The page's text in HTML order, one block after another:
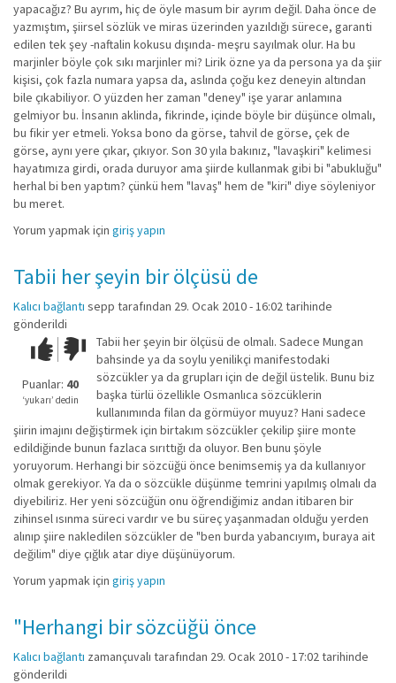
yapacağız? Bu ayrım, hiç de öyle masum bir ayrım değil. Daha önce de
yazmıştım, şiirsel sözlük ve miras üzerinden yazıldığı sürece, garanti
edilen tek şey -naftalin kokusu dışında- meşru sayılmak olur. Ha bu
marjinler böyle çok sıkı marjinler mi? Lirik özne ya da persona ya da şiir
kişisi, çok fazla numara yapsa da, aslında çoğu kez deneyin altından
bile çıkabiliyor. O yüzden her zaman "deney" işe yarar anlamına
gelmiyor bu. İnsanın aklinda, fikrinde, içinde böyle bir düşünce olmalı,
bu fikir yer etmeli. Yoksa bono da görse, tahvil de görse, çek de
görse, aynı yere çıkar, çıkıyor. Son 30 yıla bakınız, "lavaşkiri" kelimesi
hayatımıza girdi, orada duruyor ama şiirde kullanmak gibi bi "abukluğu"
herhal bi ben yaptım? çünkü hem "lavaş" hem de "kiri" diye söyleniyor
bu meret.
Yorum yapmak için giriş yapın
Tabii her şeyin bir ölçüsü de
Kalıcı bağlantı sepp tarafından 29. Ocak 2010 - 16:02 tarihinde
gönderildi
Çok iyi!O
kadar
iyi
değil!
Puanlar: 40
‘yukarı’ dedin
Tabii her şeyin bir ölçüsü de olmalı. Sadece Mungan
bahsinde ya da soylu yenilikçi manifestodaki
sözcükler ya da grupları için de değil üstelik. Bunu biz
başka türlü özellikle Osmanlıca sözcüklerin
kullanımında filan da görmüyor muyuz? Hani sadece
şiirin imajını değiştirmek için birtakım sözcükler çekilip şiire monte
edildiğinde bunun fazlaca sırıttığı da oluyor. Ben bunu şöyle
yoruyorum. Herhangi bir sözcüğü önce benimsemiş ya da kullanıyor
olmak gerekiyor. Ya da o sözcükle düşünme temrini yapılmış olmalı da
diyebiliriz. Her yeni sözcüğün onu öğrendiğimiz andan itibaren bir
zihinsel ısınma süreci vardır ve bu süreç yaşanmadan olduğu yerden
alınıp şiire nakledilen sözcükler de "ben burda yabancıyım, buraya ait
değilim" diye çığlık atar diye düşünüyorum.
Yorum yapmak için giriş yapın
"Herhangi bir sözcüğü önce
Kalıcı bağlantı zamançuvalı tarafından 29. Ocak 2010 - 17:02 tarihinde
gönderildi